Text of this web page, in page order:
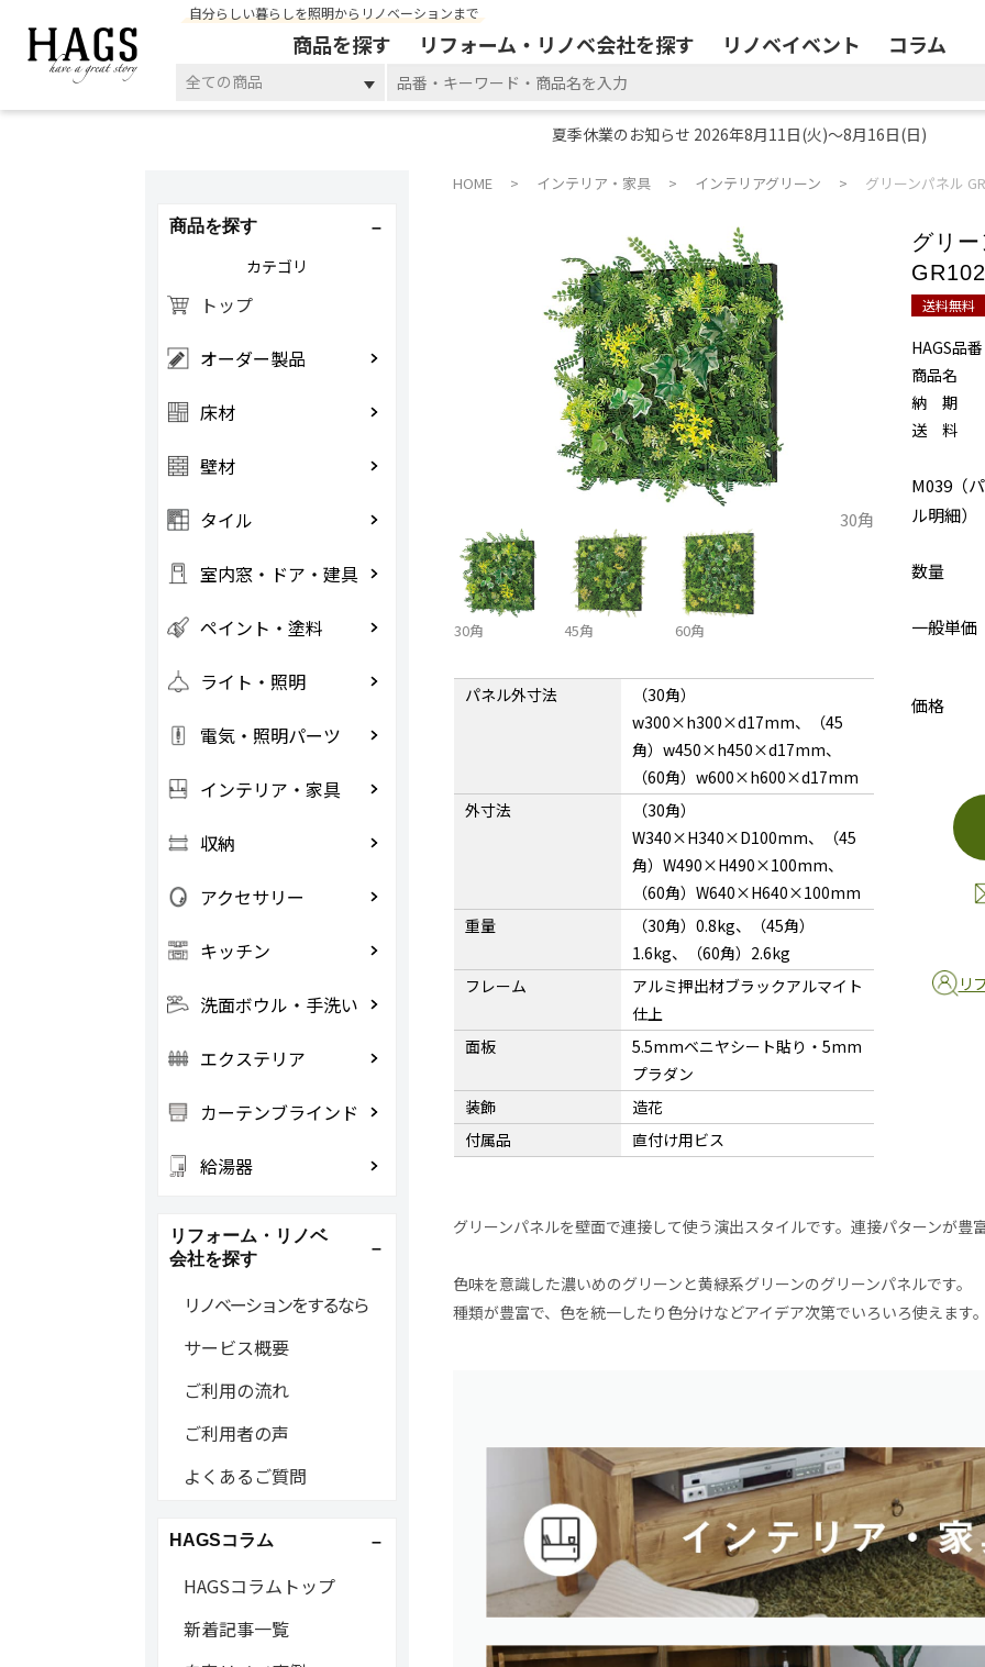
自分らしい暮らしを照明からリノベーションまで
商品を探す リフォーム・リノベ会社を探す リノベイベント コラム
全ての商品
夏季休業のお知らせ 2026年8月11日(火)～8月16日(日)
HOME インテリア・家具 インテリアグリーン グリーンパネル
30角
30角 45角 60角
パネル外寸法
（30角）
w300×h300×d17mm、（45
角）w450×h450×d17mm、
（60角）w600×h600×d17mm
外寸法
（30角）
W340×H340×D100mm、（45
角）W490×H490×100mm、
（60角）W640×H640×100mm
重量
（30角）0.8kg、（45角）
1.6kg、（60角）2.6kg
フレーム
アルミ押出材ブラックアルマイト
仕上
面板
5.5mmベニヤシート貼り・5mm
プラダン
装飾
造花
付属品
直付け用ビス
グリ
送料無料
HAGS品番
商品名
納 期
送 料
M039（
ル明細）
数量
一般単価
価格
リ
グリーンパネルを壁面で連接して使う演出スタイルです。連接パターンが豊
色味を意識した濃いめのグリーンと黄緑系グリーンのグリーンパネルです。
種類が豊富で、色を統一したり色分けなどアイデア次第でいろいろ使えます
商品を探す
カテゴリ
トップ
オーダー製品
床材
壁材
タイル
室内窓・ドア・建具
ペイント・塗料
ライト・照明
電気・照明パーツ
インテリア・家具
収納
アクセサリー
キッチン
洗面ボウル・手洗い
エクステリア
カーテンブラインド
給湯器
リフォーム・リノベ
会社を探す
リノベーションをするなら
サービス概要
ご利用の流れ
ご利用者の声
よくあるご質問
HAGSコラム
HAGSコラムトップ
新着記事一覧